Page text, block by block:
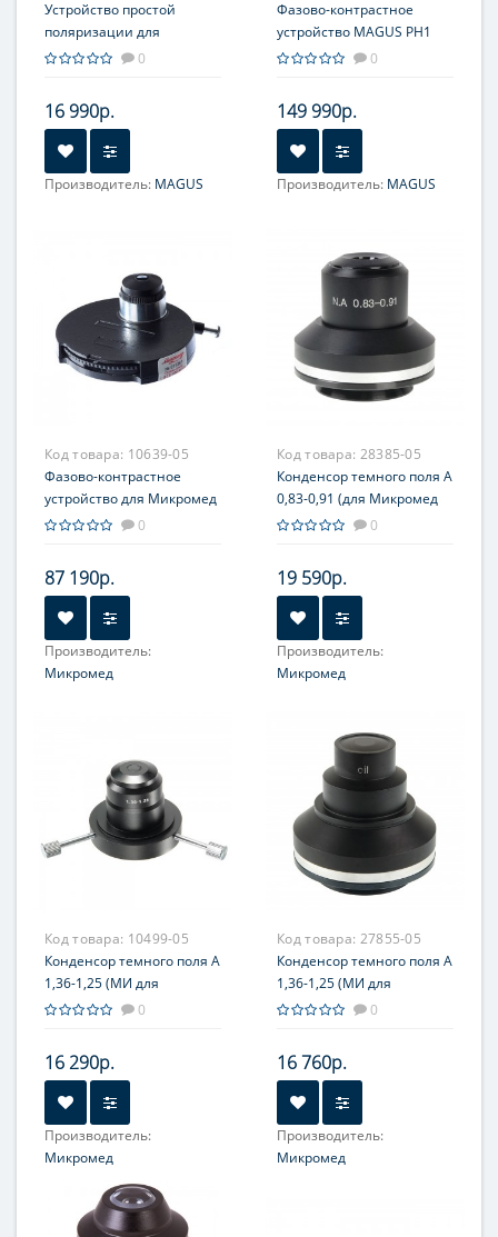
Устройство простой
поляризации для
стереомикроскопов
0
16 990р.
Производитель: MAGUS
Фазово-контрастное
устройство MAGUS PH1
0
149 990р.
Производитель: MAGUS
Код товара: 10639-05
Фазово-контрастное
устройство для Микромед
2
0
87 190р.
Производитель:
Микромед
Код товара: 28385-05
Конденсор темного поля А
0,83-0,91 (для Микромед
inf.)
0
19 590р.
Производитель:
Микромед
Код товара: 10499-05
Конденсор темного поля А
1,36-1,25 (МИ для
Микромед 1) 0
16 290р.
Производитель:
Микромед
Код товара: 27855-05
Конденсор темного поля А
1,36-1,25 (МИ для
Микромед 3 U)
0
16 760р.
Производитель:
Микромед